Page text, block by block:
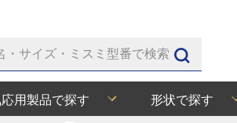
用製品で探す 形状で探す